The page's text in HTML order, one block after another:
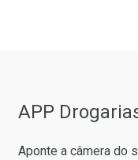
APP
Aponte a câmera do